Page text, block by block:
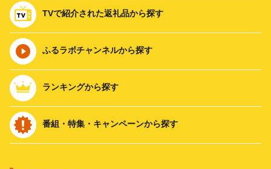
TVで紹介された返礼品から探す
ふるラボチャンネルから探す
ランキングから探す
番組・特集・キャンペーンから探す